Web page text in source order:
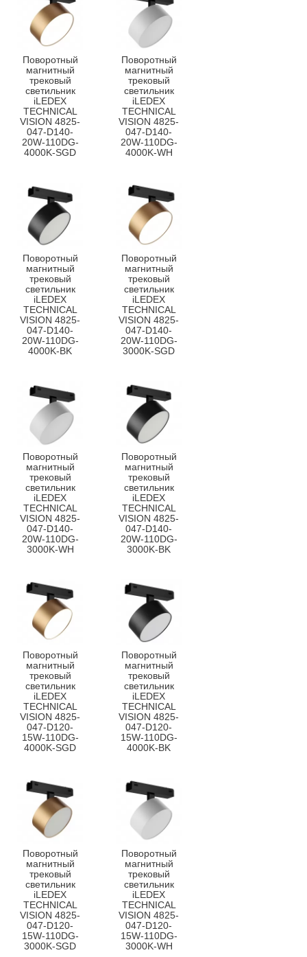
Поворотный
магнитный
трековый
светильник
iLEDEX
TECHNICAL
VISION 4825-
047-D140-
20W-110DG-
4000K-SGD
Поворотный
магнитный
трековый
светильник
iLEDEX
TECHNICAL
VISION 4825-
047-D140-
20W-110DG-
4000K-WH
Поворотный
магнитный
трековый
светильник
iLEDEX
TECHNICAL
VISION 4825-
047-D140-
20W-110DG-
4000K-BK
Поворотный
магнитный
трековый
светильник
iLEDEX
TECHNICAL
VISION 4825-
047-D140-
20W-110DG-
3000K-SGD
Поворотный
магнитный
трековый
светильник
iLEDEX
TECHNICAL
VISION 4825-
047-D140-
20W-110DG-
3000K-WH
Поворотный
магнитный
трековый
светильник
iLEDEX
TECHNICAL
VISION 4825-
047-D140-
20W-110DG-
3000K-BK
Поворотный
магнитный
трековый
светильник
iLEDEX
TECHNICAL
VISION 4825-
047-D120-
15W-110DG-
4000K-SGD
Поворотный
магнитный
трековый
светильник
iLEDEX
TECHNICAL
VISION 4825-
047-D120-
15W-110DG-
4000K-BK
Поворотный
магнитный
трековый
светильник
iLEDEX
TECHNICAL
VISION 4825-
047-D120-
15W-110DG-
3000K-SGD
Поворотный
магнитный
трековый
светильник
iLEDEX
TECHNICAL
VISION 4825-
047-D120-
15W-110DG-
3000K-WH